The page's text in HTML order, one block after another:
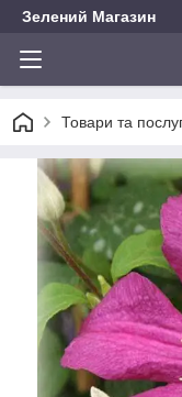
Зелений Магазин
Товари та